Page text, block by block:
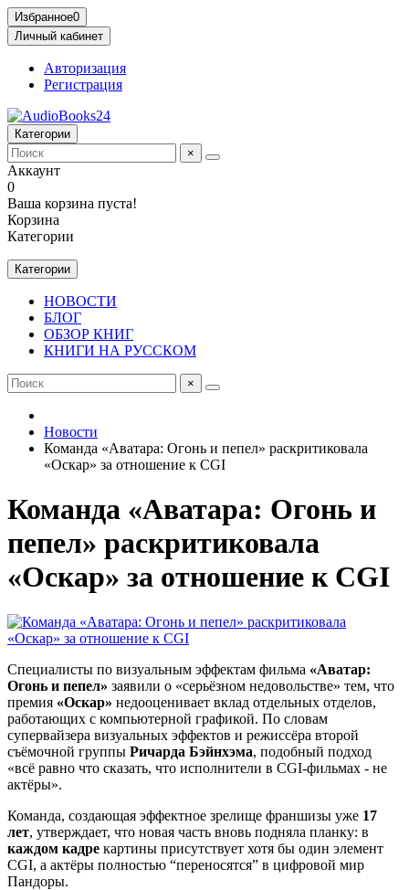
Избранное0
Личный кабинет
Авторизация
Регистрация
Категории
×
Аккаунт
0
Ваша корзина пуста!
Корзина
Категории
Категории
НОВОСТИ
БЛОГ
ОБЗОР КНИГ
КНИГИ НА РУССКОМ
×
Новости
Команда «Аватара: Огонь и пепел» раскритиковала
«Оскар» за отношение к CGI
Команда «Аватара: Огонь и
пепел» раскритиковала
«Оскар» за отношение к CGI
Специалисты по визуальным эффектам фильма «Аватар:
Огонь и пепел» заявили о «серьёзном недовольстве» тем, что
премия «Оскар» недооценивает вклад отдельных отделов,
работающих с компьютерной графикой. По словам
супервайзера визуальных эффектов и режиссёра второй
съёмочной группы Ричарда Бэйнхэма, подобный подход
«всё равно что сказать, что исполнители в CGI-фильмах - не
актёры».
Команда, создающая эффектное зрелище франшизы уже 17
лет, утверждает, что новая часть вновь подняла планку: в
каждом кадре картины присутствует хотя бы один элемент
CGI, а актёры полностью “переносятся” в цифровой мир
Пандоры.